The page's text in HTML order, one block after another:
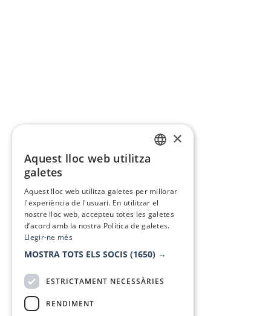
×
Aquest lloc web utilitza
galetes
Aquest lloc web utilitza galetes per millorar
l'experiència de l'usuari. En utilitzar el
nostre lloc web, accepteu totes les galetes
d’acord amb la nostra Política de galetes.
Llegir-ne més
MOSTRA TOTS ELS SOCIS (1650) →
ESTRICTAMENT NECESSÀRIES
RENDIMENT